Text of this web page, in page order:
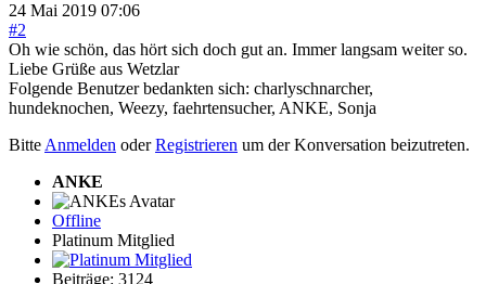
24 Mai 2019 07:06
#2
Oh wie schön, das hört sich doch gut an. Immer langsam weiter so.
Liebe Grüße aus Wetzlar
Folgende Benutzer bedankten sich: charlyschnarcher,
hundeknochen, Weezy, faehrtensucher, ANKE, Sonja
BitteAnmelden oderRegistrieren um der Konversation beizutreten.
ANKE
Offline
Platinum Mitglied
Beiträge: 3124